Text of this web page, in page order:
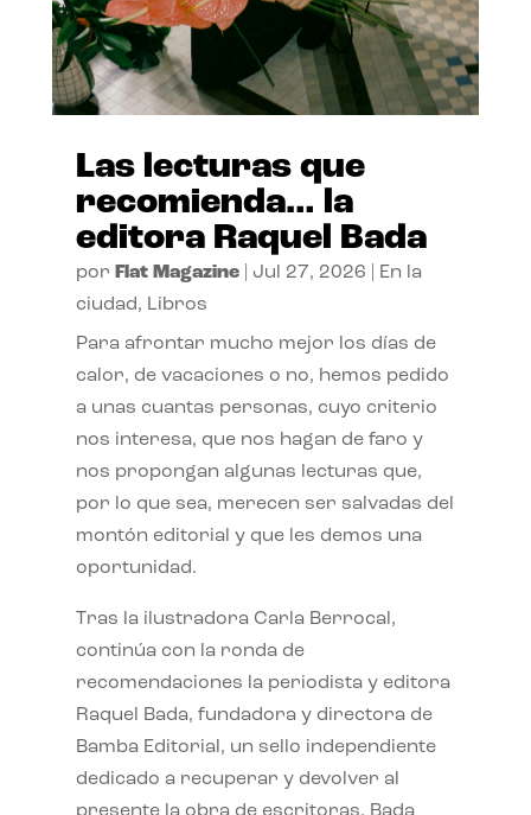
Las lecturas que
recomienda… la
editora Raquel Bada
por Flat Magazine| Jul 27, 2026
En la
ciudad, Libros
Para afrontar mucho mejor los días de
calor, de vacaciones o no, hemos pedido
a unas cuantas personas, cuyo criterio
nos interesa, que nos hagan de faro y
nos propongan algunas lecturas que,
por lo que sea, merecen ser salvadas del
montón editorial y que les demos una
oportunidad.
Tras la ilustradora Carla Berrocal,
continúa con la ronda de
recomendaciones la periodista y editora
Raquel Bada, fundadora y directora de
Bamba Editorial, un sello independiente
dedicado a recuperar y devolver al